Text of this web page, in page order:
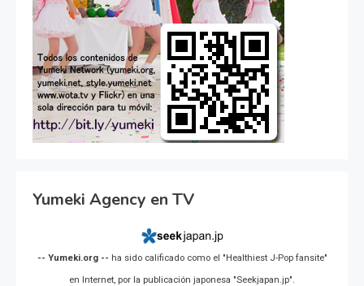
Yumeki Agency en TV
-- Yumeki.org -- ha sido calificado como el "Healthiest J-Pop fansite"
en Internet, por la publicación japonesa "Seekjapan.jp".